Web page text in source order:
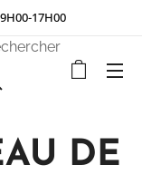
17H00
DE